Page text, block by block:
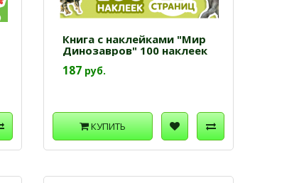
Книга с наклейками "Мир
Динозавров" 100 наклеек
187 руб.
КУПИТЬ